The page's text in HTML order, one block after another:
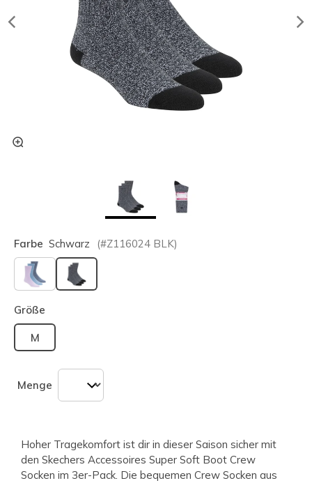
Farbe Schwarz (#Z116024 BLK)
ausgewählt
Größe
M
Menge
Hoher Tragekomfort ist dir in dieser Saison sicher mit
den Skechers Accessoires Super Soft Boot Crew
Socken im 3er-Pack. Die bequemen Crew Socken aus